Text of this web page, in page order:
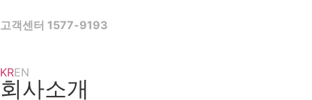
to
고객센터 1577-9193
KREN
회사소개